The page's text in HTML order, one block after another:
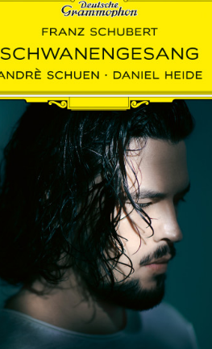
WOLF
MARTIN
SCHUMANN,
LIEDERKREIS
OP. 24
SECHS
MONOLOGE
AUS
JEDERMANN
GESÄNGE